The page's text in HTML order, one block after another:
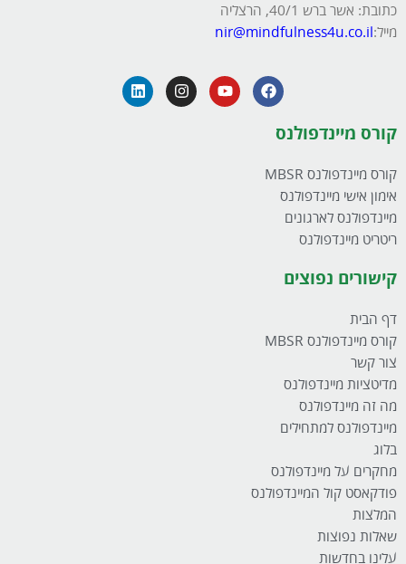
כתובת: אשר ברש 40/1, הרצליה
מייל:nir@mindfulness4u.co.il
קורס מיינדפולנס
קורס מיינדפולנס MBSR
אימון אישי מיינדפולנס
מיינדפולנס לארגונים
ריטריט מיינדפולנס
קישורים נפוצים
דף הבית
קורס מיינדפולנס MBSR
צור קשר
מדיטציות מיינדפולנס
מה זה מיינדפולנס
מיינדפולנס למתחילים
בלוג
מחקרים על מיינדפולנס
פודקאסט קול המיינדפולנס
המלצות
שאלות נפוצות
עלינו בחדשות